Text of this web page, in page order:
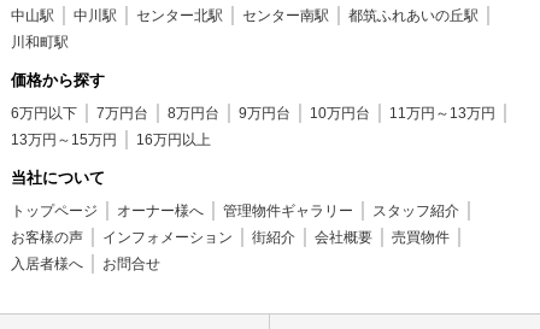
中山駅
中川駅 センター北駅 センター南駅
都筑ふれあいの丘駅
川和町駅
価格から探す
6万円以下 7万円台 8万円台 9万円台 10万円台
11万円～13万円
13万円～15万円
16万円以上
当社について
トップページ オーナー様へ 管理物件ギャラリー
スタッフ紹介
お客様の声
インフォメーション 街紹介 会社概要
売買物件
入居者様へ
お問合せ